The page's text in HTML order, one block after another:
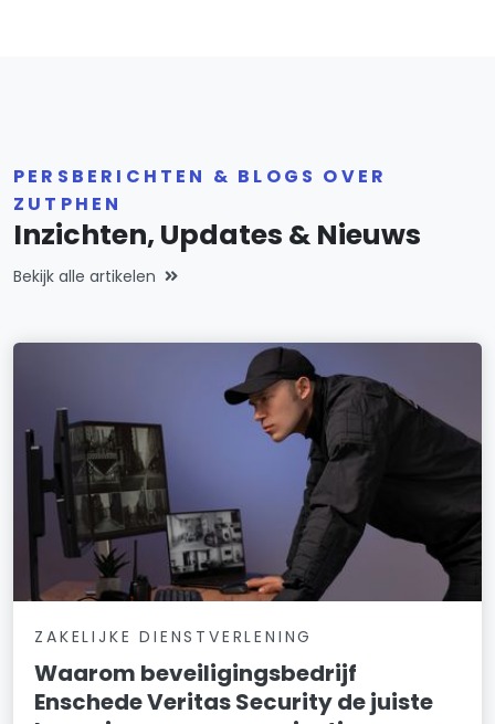
PERSBERICHTEN & BLOGS OVER
ZUTPHEN
Inzichten, Updates & Nieuws
Bekijk alle artikelen
ZAKELIJKE DIENSTVERLENING
Waarom beveiligingsbedrijf
Enschede Veritas Security de juiste